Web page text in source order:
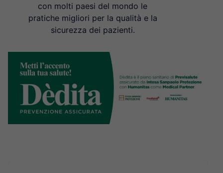
con molti paesi del mondo le
pratiche migliori per la qualità e la
sicurezza dei pazienti.